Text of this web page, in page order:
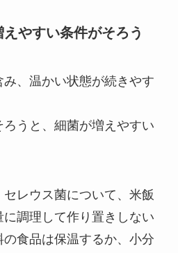
やすい条件がそろう
、温かい状態が続きやす
うと、細菌が増えやすい
レウス菌について、米飯
調理して作り置きしない
食品は保温するか、小分